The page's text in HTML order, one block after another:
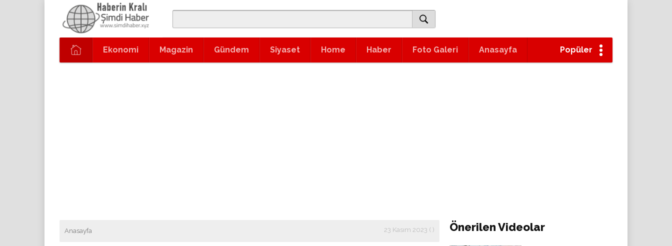
Ekonomi Magazin Gündem Siyaset Home Haber Foto Galeri Anasayfa Popüler
Anasayfa 23 Kasım 2023 ( ) Önerilen Videolar